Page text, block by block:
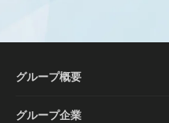
グループ概要
グループ企業